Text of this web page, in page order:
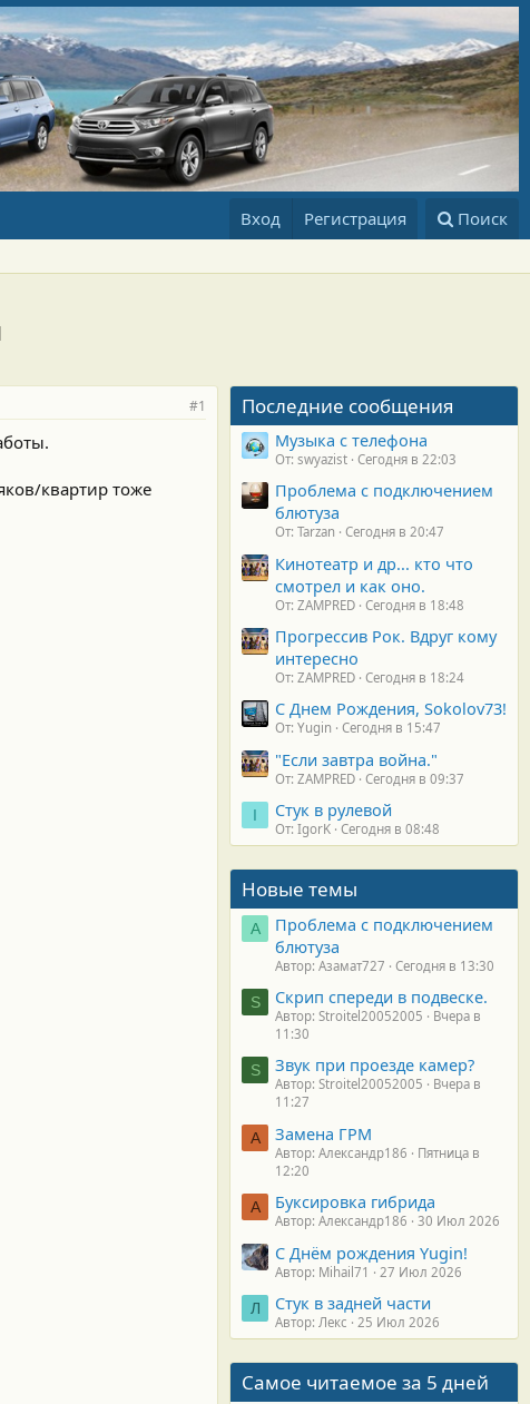
Вход Регистрация Поиск
#1
квартир тоже
Последние сообщения
Музыка с телефона
От: swyazist Сегодня в 22:03
Проблема с подключением
блютуза
От: Tarzan Сегодня в 20:47
Кинотеатр и др... кто что
смотрел и как оно.
От: ZAMPRED Сегодня в 18:48
Прогрессив Рок. Вдруг кому
интересно
От: ZAMPRED Сегодня в 18:24
С Днем Рождения, Sokolov73!
От: Yugin Сегодня в 15:47
"Если завтра война."
От: ZAMPRED Сегодня в 09:37
I Стук в рулевой
От: IgorK Сегодня в 08:48
Новые темы
А
Проблема с подключением
блютуза
Автор: Азамат727 Сегодня в 13:30
S Скрип спереди в подвеске.
Автор: Stroitel20052005
Вчера в
11:30
S Звук при проезде камер?
Автор: Stroitel20052005
Вчера в
11:27
А Замена ГРМ
Автор: Александр186
Пятница в
12:20
А Буксировка гибрида
Автор: Александр186 30 Июл 2026
С Днём рождения Yugin!
Автор: Mihail71 27 Июл 2026
Л Стук в задней части
Автор: Лекс 25 Июл 2026
Самое читаемое за 5 дней